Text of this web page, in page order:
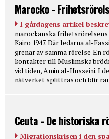
Marocko -
I gårdagens artikel
marockanska frihetsrörelsens
Kairo 1947. Där ledarna al-
grenar av samma rörelse. En
kontakter till Muslimska
vid tiden, Amin al-Husseini. I
nätverket splittras och blir
Ceuta - De historiska
Migrationskrisen i den